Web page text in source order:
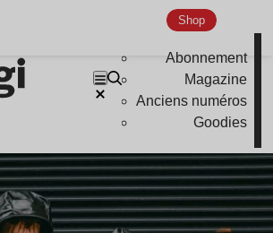
Shop
Abonnement
Magazine
Anciens numéros
Goodies